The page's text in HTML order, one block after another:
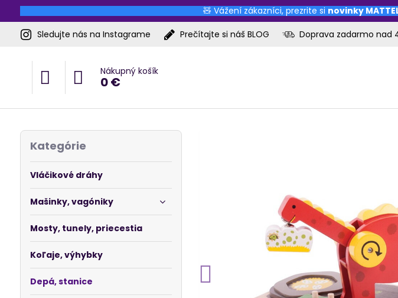
🧸 Vážení zákazníci, prezrite si novinky
Sledujte nás na Instagrame
Prečítajte si náš BLOG Doprava zadarmo nad
Nákupný košík
0 €
Kategórie
Vláčikové dráhy
Mašinky, vagóniky
Mosty, tunely, priecestia
Koľaje, výhybky
Depá, stanice